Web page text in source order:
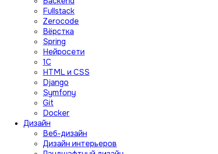
Fullstack
Zerocode
Вёрстка
Spring
Нейросети
1C
HTML и CSS
Django
Symfony
Git
Docker
Дизайн
Веб-дизайн
Дизайн интерьеров